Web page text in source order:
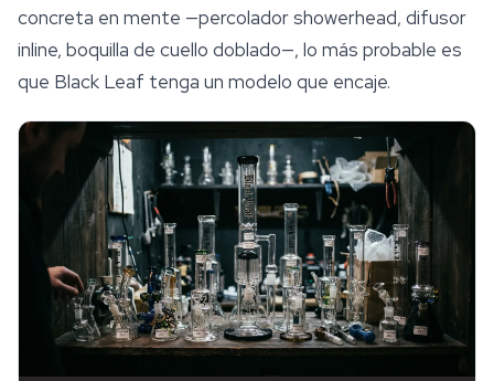
concreta en mente —percolador showerhead, difusor
inline, boquilla de cuello doblado—, lo más probable es
que Black Leaf tenga un modelo que encaje.